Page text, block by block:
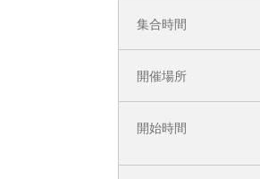
集合時間
開催場所
開始時間